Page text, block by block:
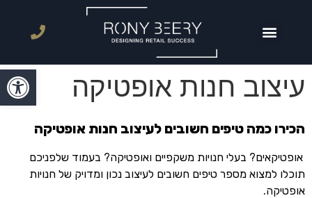
פתח עיצוב חנות אופטיקה
הכירו כמה טיפים חשובים לעיצוב חנות אופטיקה
אופטיקאים? בעלי חנויות משקפיים ואופטיקה? בעמוד שלפניכם
תוכלו למצוא מספר טיפים חשובים לעיצוב נכון ומדויק של חנויות
אופטיקה.